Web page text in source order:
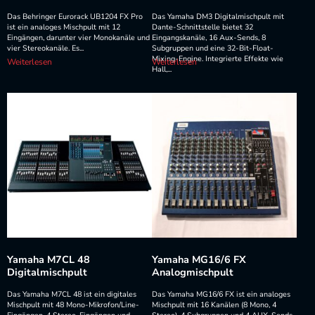
Das Behringer Eurorack UB1204 FX Pro
ist ein analoges Mischpult mit 12
Eingängen, darunter vier Monokanäle und
vier Stereokanäle. Es...
Weiterlesen
Das Yamaha DM3 Digitalmischpult mit
Dante-Schnittstelle bietet 32
Eingangskanäle, 16 Aux-Sends, 8
Subgruppen und eine 32-Bit-Float-
Mixing-Engine. Integrierte Effekte wie
Hall,...
Weiterlesen
Yamaha M7CL 48
Digitalmischpult
Das Yamaha M7CL 48 ist ein digitales
Mischpult mit 48 Mono-Mikrofon/Line-
Yamaha MG16/6 FX
Analogmischpult
Das Yamaha MG16/6 FX ist ein analoges
Mischpult mit 16 Kanälen (8 Mono, 4